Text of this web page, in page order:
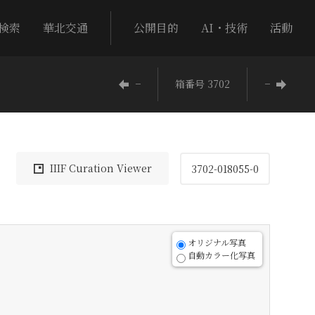
索 華北交通 公開目的 AI・技術 活動
− 箱番号 3702 −
IIIF Curation Viewer 3702-018055-0
オリジナル写真
自動カラー化写真